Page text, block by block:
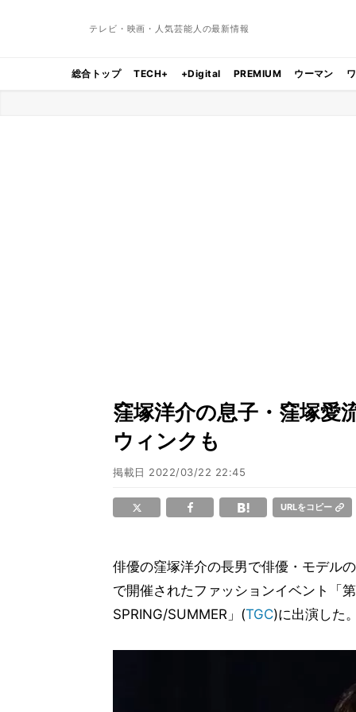
テレビ・映画・人気芸能人の最新情報
総合トップ TECH+ +Digital PREMIUM ウーマン
窪塚洋介の息子・窪塚愛
ウィンクも
掲載日 2022/03/22 22:45
URLをコピー
俳優の窪塚洋介の長男で俳優・モデル
で開催されたファッションイベント「
SPRING/SUMMER」(TGC)に出演した